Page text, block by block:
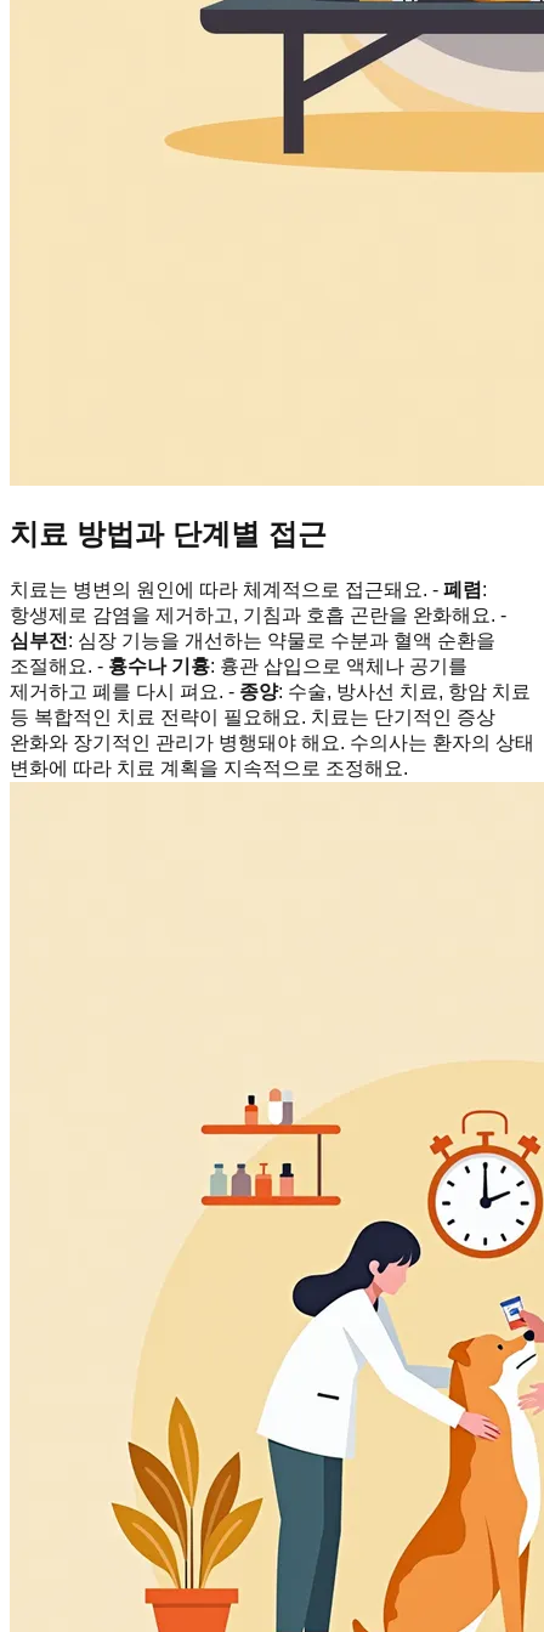
치료 방법과 단계별 접근
치료는 병변의 원인에 따라 체계적으로 접근돼요. - 폐렴:
항생제로 감염을 제거하고, 기침과 호흡 곤란을 완화해요. -
심부전 : 심장 기능을 개선하는 약물로 수분과 혈액 순환을
조절해요. - 흉수나 기흉: 흉관 삽입으로 액체나 공기를
제거하고 폐를 다시 펴요. - 종양: 수술, 방사선 치료, 항암 치료
등 복합적인 치료 전략이 필요해요. 치료는 단기적인 증상
완화와 장기적인 관리가 병행돼야 해요. 수의사는 환자의 상태
변화에 따라 치료 계획을 지속적으로 조정해요.